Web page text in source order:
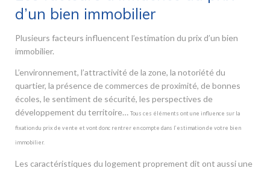
d’un bien immobilier
Plusieurs facteurs influencent l’estimation du prix d’un bien
immobilier.
L’environnement, l’attractivité de la zone, la notoriété du
quartier, la présence de commerces de proximité, de bonnes
écoles, le sentiment de sécurité, les perspectives de
développement du territoire… Tous ces éléments ont une influence sur la
fixation du prix de vente et vont donc rentrer en compte dans l’estimation de votre bien
immobilier.
Les caractéristiques du logement proprement dit ont aussi une